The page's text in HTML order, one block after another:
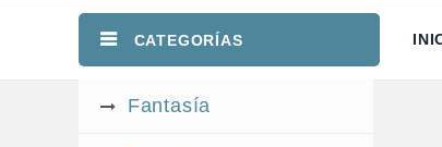
CATEGORÍAS
Fantasía